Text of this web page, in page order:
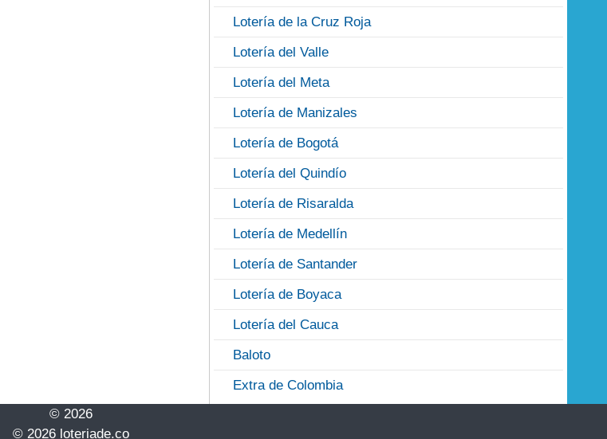
Lotería de la Cruz Roja
Lotería del Valle
Lotería del Meta
Lotería de Manizales
Lotería de Bogotá
Lotería del Quindío
Lotería de Risaralda
Lotería de Medellín
Lotería de Santander
Lotería de Boyaca
Lotería del Cauca
Baloto
Extra de Colombia
© 2026
© 2026 loteriade.co